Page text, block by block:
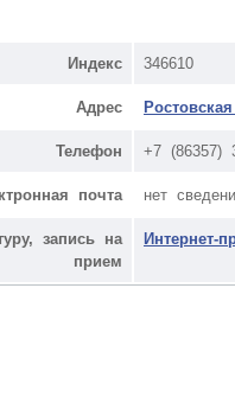
Индекс 346610
Адрес
Телефон +7 (86357)
почта нет
запись на
прием
Интернет-